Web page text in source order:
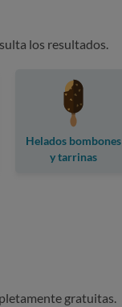
los resultados.
Helados bombones
y tarrinas
gratuitas.